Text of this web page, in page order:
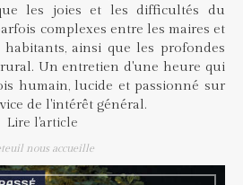
les joies et les difficultés du
complexes entre les maires et
habitants, ainsi que les profondes
Un entretien d'une heure qui
humain, lucide et passionné sur
de l'intérêt général.
Lire l'article
nous accueille